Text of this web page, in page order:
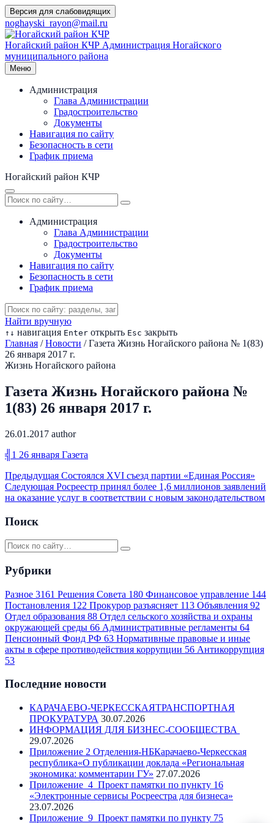
Перейти
к
содержимому
Версия для слабовидящих
noghayski_rayon@mail.ru
Ногайский район КЧР Администрация Ногайского
муниципального района
Меню
Администрация
Глава Администрации
Градостроительство
Документы
Навигация по сайту
Безопасность в сети
График приема
Ногайский район КЧР
Администрация
Глава Администрации
Градостроительство
Документы
Навигация по сайту
Безопасность в сети
График приема
Найти вручную
↑ ↓ навигация Enter открыть Esc закрыть
Главная / Новости / Газета Жизнь Ногайского района № 1(83)
26 января 2017 г.
Жизнь Ногайского района
Газета Жизнь Ногайского района №
1(83) 26 января 2017 г.
26.01.2017 author
╣1 26 января Газета
Предыдущая Состоялся XVI съезд партии «Единая Россия»
Следующая Росреестр принял более 1,6 миллионов заявлений
на оказание услуг в соответствии с новым законодательством
Поиск
Рубрики
Разное 3161 Решения Совета 180 Финансовое управление 144
Постановления 122 Прокурор разъясняет 113 Объявления 92
Отдел образования 88 Отдел сельского хозяйства и охраны
окружающей среды 66 Административные регламенты 64
Пенсионный Фонд РФ 63 Нормативные правовые и иные
акты в сфере противодействия коррупции 56 Антикоррупция
53
Последние новости
КАРАЧАЕВО-ЧЕРКЕССКАЯТРАНСПОРТНАЯ
ПРОКУРАТУРА 30.07.2026
ИНФОРМАЦИЯ ДЛЯ БИЗНЕС-СООБЩЕСТВА
29.07.2026
Приложение 2 Отделения-НБКарачаево-Черкесская
республика«О публикации доклада «Региональная
экономика: комментарии ГУ» 27.07.2026
Приложение_4_Проект памятки по пункту 16
«Электронные сервисы Росреестра для бизнеса»
23.07.2026
Приложение_9_Проект памятки по пункту 75